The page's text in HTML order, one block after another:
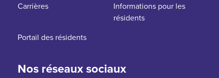
Carrières
Informations pour les
résidents
Portail des résidents
Nos réseaux sociaux